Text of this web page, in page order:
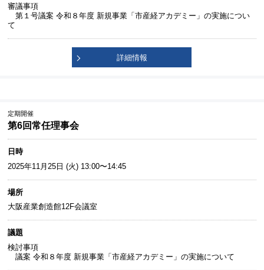
審議事項
第１号議案 令和８年度 新規事業「市産経アカデミー」の実施につい
て
詳細情報
定期開催
第6回常任理事会
日時
2025年11月25日 (火) 13:00〜14:45
場所
大阪産業創造館12F会議室
議題
検討事項
議案 令和８年度 新規事業「市産経アカデミー」の実施について